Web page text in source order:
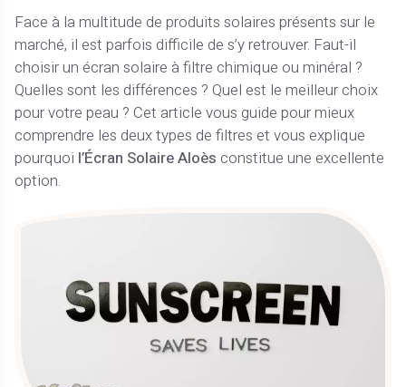
Face à la multitude de produits solaires présents sur le
marché, il est parfois difficile de s’y retrouver. Faut-il
choisir un écran solaire à filtre chimique ou minéral ?
Quelles sont les différences ? Quel est le meilleur choix
pour votre peau ? Cet article vous guide pour mieux
comprendre les deux types de filtres et vous explique
pourquoi l’Écran Solaire Aloès constitue une excellente
option.